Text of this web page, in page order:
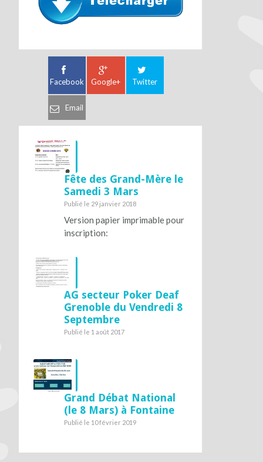
Facebook Google+ Twitter
Email
Fête des Grand-Mère le
Samedi 3 Mars
Publié le 29 janvier 2018
Version papier imprimable pour
inscription:
AG secteur Poker Deaf
Grenoble du Vendredi 8
Septembre
Publié le 1 août 2017
Grand Débat National
(le 8 Mars) à Fontaine
Publié le 10 février 2019